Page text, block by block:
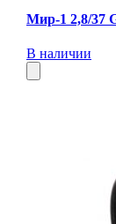
Мир-1 2,8/37
В наличии